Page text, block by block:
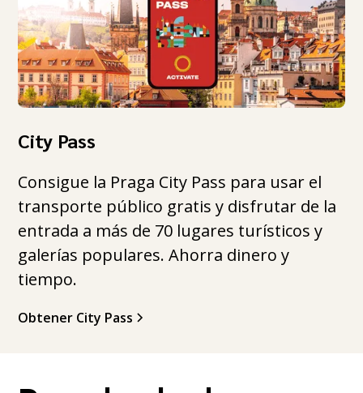
City Pass
Consigue la Praga City Pass para usar el
transporte público gratis y disfrutar de la
entrada a más de 70 lugares turísticos y
galerías populares. Ahorra dinero y
tiempo.
Obtener City Pass